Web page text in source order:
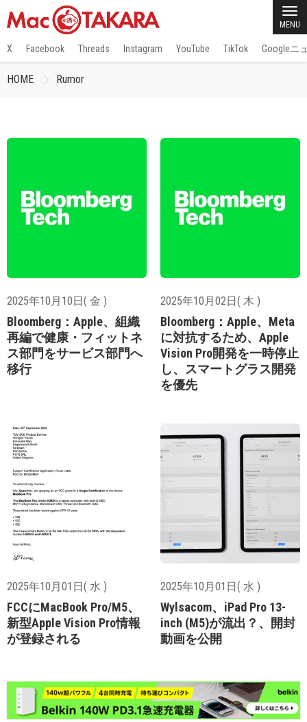
MENU
X Facebook Threads Instagram YouTube TikTok Googleニ
HOME Rumor
2025年10月10日( 金 )
Bloomberg：Apple、組織
再編で健康・フィットネ
ス部門をサービス部門へ
移行
2025年10月02日( 木 )
Bloomberg：Apple、Meta
に対抗するため、Apple
Vision Pro開発を一時停止
し、スマートグラス開発
を優先
2025年10月01日( 水 )
FCCにMacBook Pro/M5、
新型Apple Vision Pro情報
が登録される
2025年10月01日( 水 )
Wylsacom、iPad Pro 13-
inch (M5)が流出？、開封
動画を公開